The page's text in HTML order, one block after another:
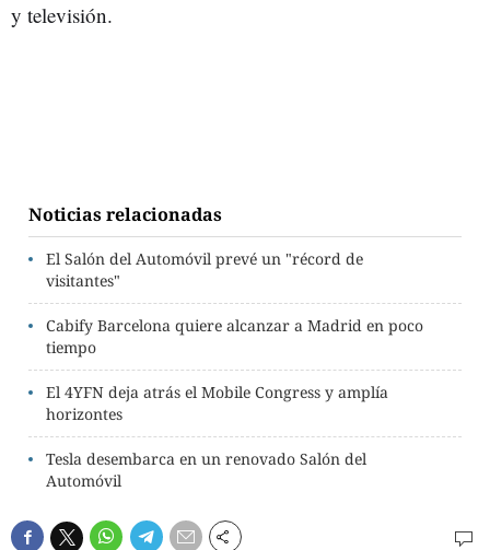
y televisión.
Noticias relacionadas
El Salón del Automóvil prevé un "récord de
visitantes"
Cabify Barcelona quiere alcanzar a Madrid en poco
tiempo
El 4YFN deja atrás el Mobile Congress y amplía
horizontes
Tesla desembarca en un renovado Salón del
Automóvil